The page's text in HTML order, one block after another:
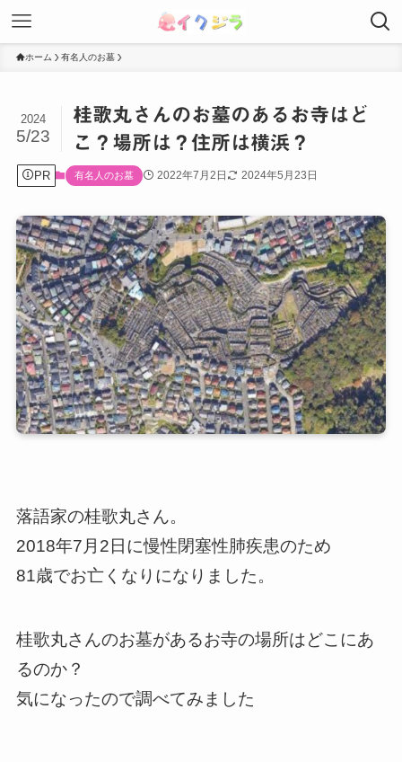
ホーム 有名人のお墓
桂歌丸さんのお墓のあるお寺はど
こ？場所は？住所は横浜？
2024
5/23
PR 有名人のお墓 2022年7月2日 2024年5月23日
落語家の桂歌丸さん。
2018年7月2日に慢性閉塞性肺疾患のため
81歳でお亡くなりになりました。
桂歌丸さんのお墓があるお寺の場所はどこにあ
るのか？
気になったので調べてみました